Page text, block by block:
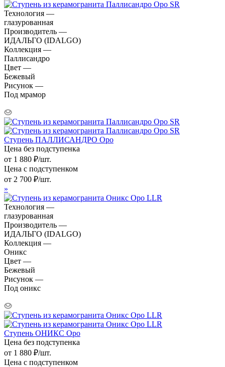
Технология —
глазурованная
Производитель —
ИДАЛЬГО (IDALGO)
Коллекция —
Паллисандро
Цвет —
Бежевый
Рисунок —
Под мрамор
Ступень ПАЛЛИСАНДРО Оро
Цена без подступенка
от 1 880 ₽/шт.
Цена с подступенком
от 2 700 ₽/шт.
»
Технология —
глазурованная
Производитель —
ИДАЛЬГО (IDALGO)
Коллекция —
Оникс
Цвет —
Бежевый
Рисунок —
Под оникс
Ступень ОНИКС Оро
Цена без подступенка
от 1 880 ₽/шт.
Цена с подступенком